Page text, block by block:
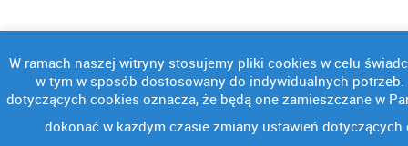
W ramach naszej witryny stosujemy pliki cookies w celu
w tym w sposób dostosowany do indywidualnych
dotyczących cookies oznacza, że będą one zamieszczane w
dokonać w każdym czasie zmiany ustawień